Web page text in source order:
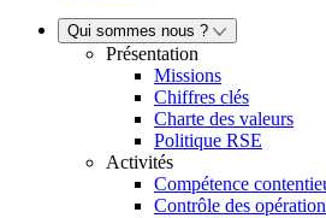
Qui sommes nous ?
Présentation
Missions
Chiffres clés
Charte des valeurs
Politique RSE
Activités
Compétence
Contrôle des